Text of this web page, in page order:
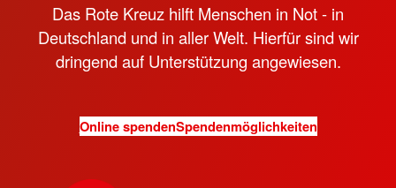
Das Rote Kreuz hilft Menschen in Not - in
Deutschland und in aller Welt. Hierfür sind wir
dringend auf Unterstützung angewiesen.
Online spendenSpendenmöglichkeiten